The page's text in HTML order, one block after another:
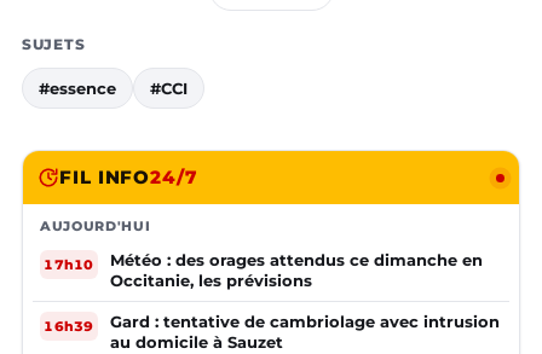
SUJETS
#essence #CCI
FIL INFO24/7
AUJOURD'HUI
17h10
Météo : des orages attendus ce dimanche en
Occitanie, les prévisions
16h39
Gard : tentative de cambriolage avec intrusion
au domicile à Sauzet